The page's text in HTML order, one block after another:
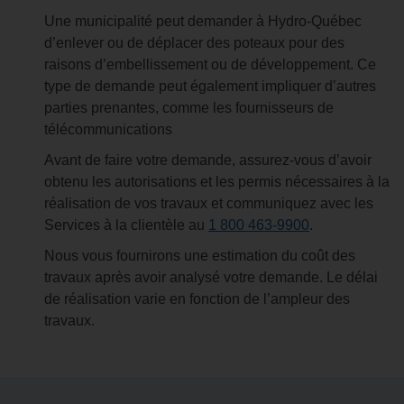
Une municipalité peut demander à Hydro-Québec
d’enlever ou de déplacer des poteaux pour des
raisons d’embellissement ou de développement. Ce
type de demande peut également impliquer d’autres
parties prenantes, comme les fournisseurs de
télécommunications
Avant de faire votre demande, assurez-vous d’avoir
obtenu les autorisations et les permis nécessaires à la
réalisation de vos travaux et communiquez avec les
Services à la clientèle au 1 800 463-9900.
Nous vous fournirons une estimation du coût des
travaux après avoir analysé votre demande. Le délai
de réalisation varie en fonction de l’ampleur des
travaux.